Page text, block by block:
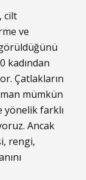
cilt
ve
kadından
Çatlakların
mümkün
farklı
Ancak
rengi,